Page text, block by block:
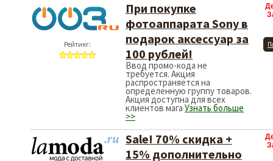
Рейтинг:
При покупке
фотоаппарата Sony в
подарок аксессуар за
100 рублей!
Ввод промо-кода не
требуется. Акция
распространяется на
определенную группу товаров.
Акция доступна для всех
клиентов мага Узнать больше
>>
Sale! 70% скидка +
15% дополнительно